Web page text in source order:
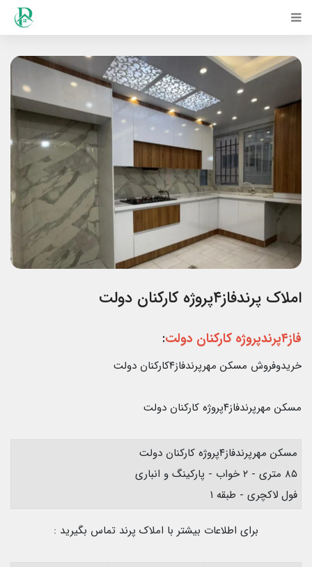
املاک پرندفاز۴پروژه کارکنان دولت
فاز۴پرندپروژه کارکنان دولت :
خریدوفروش مسکن مهرپرندفاز۴کارکنان دولت
مسکن مهرپرندفاز۴پروژه کارکنان دولت
مسکن مهرپرندفاز۴پروژه کارکنان دولت
۸۵ متری - ۲ خواب - پارکینگ و انباری
فول لاکچری - طبقه ۱
برای اطلاعات بیشتر با املاک پرند تماس بگیرید :